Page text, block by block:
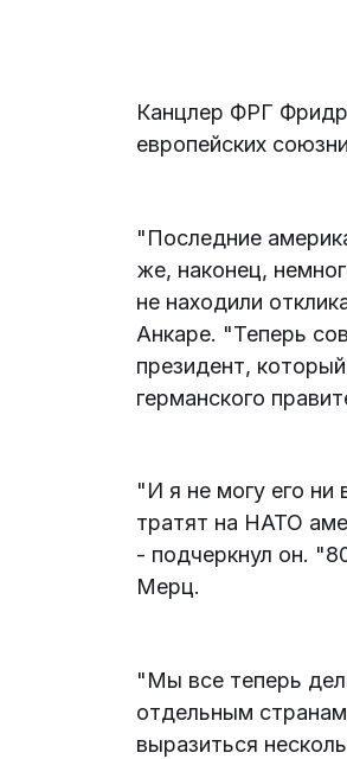
Канцлер ФРГ
европейских
"Последние
же, наконец,
не находили
Анкаре. "Теперь
президент,
германского
"И я не могу его ни
тратят на НАТО
- подчеркнул он.
Мерц.
"Мы все теперь
отдельным
выразиться